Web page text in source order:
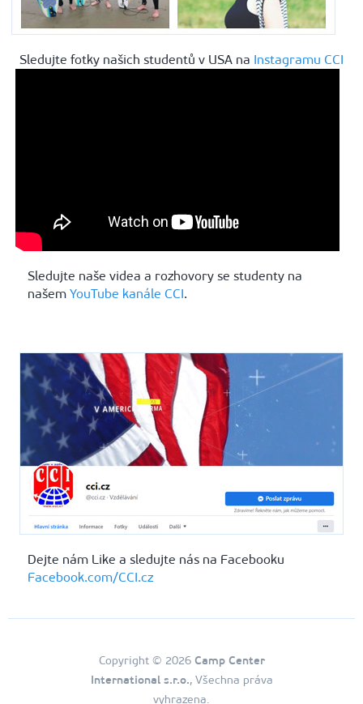
Sledujte fotky našich studentů v USA na Instagramu CCI
Sledujte naše videa a rozhovory se studenty na
našem YouTube kanále CCI.
Dejte nám Like a sledujte nás na Facebooku
Facebook.com/CCI.cz
Copyright © 2026 Camp Center
International s.r.o., Všechna práva
vyhrazena.